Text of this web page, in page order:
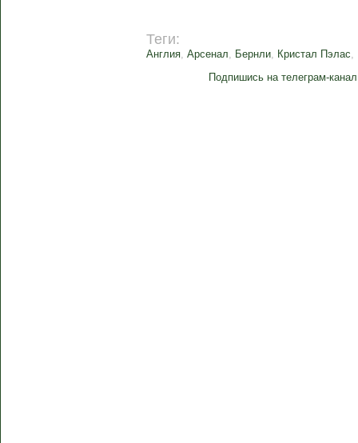
Теги:
Англия,Арсенал, Бернли, Кристал Пэлас,
Подпишись на телеграм-